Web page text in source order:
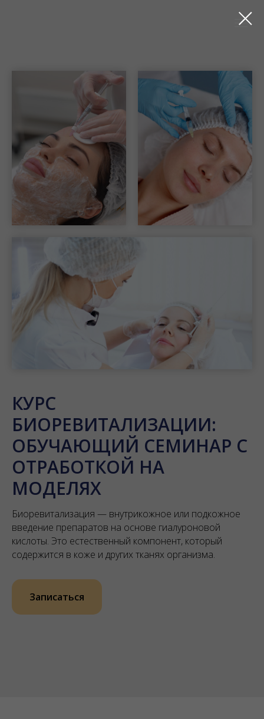
КУРС
БИОРЕВИТАЛИЗАЦИИ:
ОБУЧАЮЩИЙ СЕМИНАР С
ОТРАБОТКОЙ НА
МОДЕЛЯХ
Биоревитализация — внутрикожное или подкожное
введение препаратов на основе гиалуроновой
кислоты. Это естественный компонент, который
содержится в коже и других тканях организма.
Записаться